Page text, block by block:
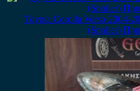
Toyota Corolla Verso 2004-
(Spoiler)